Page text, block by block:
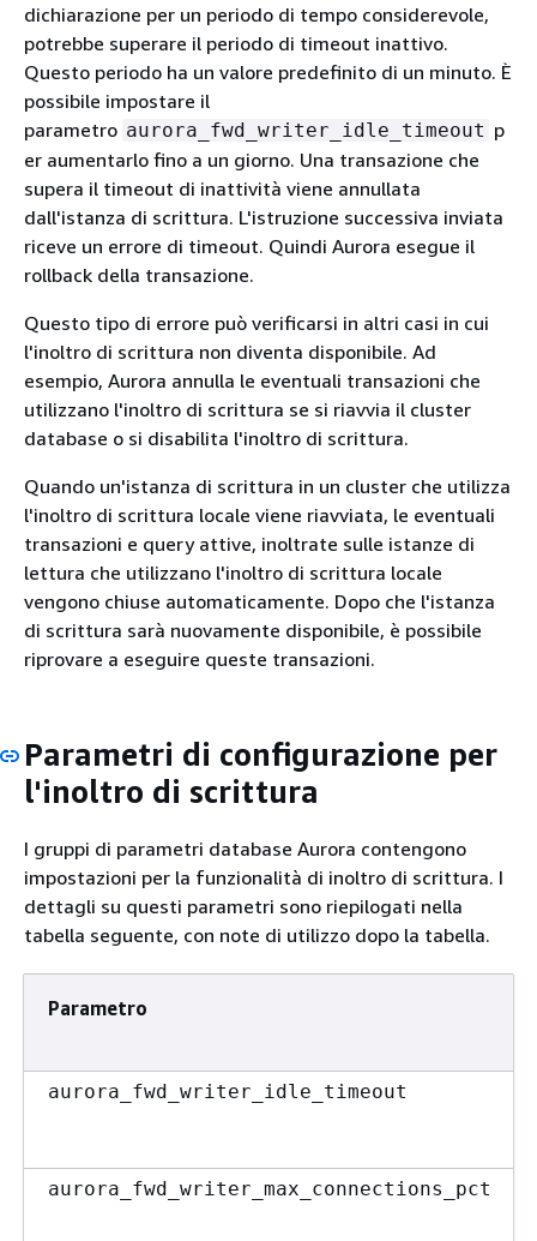
dichiarazione per un periodo di tempo considerevole,
potrebbe superare il periodo di timeout inattivo.
Questo periodo ha un valore predefinito di un minuto. È
possibile impostare il
parametro aurora_fwd_writer_idle_timeout p
er aumentarlo fino a un giorno. Una transazione che
supera il timeout di inattività viene annullata
dall'istanza di scrittura. L'istruzione successiva inviata
riceve un errore di timeout. Quindi Aurora esegue il
rollback della transazione.
Questo tipo di errore può verificarsi in altri casi in cui
l'inoltro di scrittura non diventa disponibile. Ad
esempio, Aurora annulla le eventuali transazioni che
utilizzano l'inoltro di scrittura se si riavvia il cluster
database o si disabilita l'inoltro di scrittura.
Quando un'istanza di scrittura in un cluster che utilizza
l'inoltro di scrittura locale viene riavviata, le eventuali
transazioni e query attive, inoltrate sulle istanze di
lettura che utilizzano l'inoltro di scrittura locale
vengono chiuse automaticamente. Dopo che l'istanza
di scrittura sarà nuovamente disponibile, è possibile
riprovare a eseguire queste transazioni.
Parametri di configurazione per
l'inoltro di scrittura
I gruppi di parametri database Aurora contengono
impostazioni per la funzionalità di inoltro di scrittura. I
dettagli su questi parametri sono riepilogati nella
tabella seguente, con note di utilizzo dopo la tabella.
Parametro
aurora_fwd_writer_idle_timeout
aurora_fwd_writer_max_connections_pct